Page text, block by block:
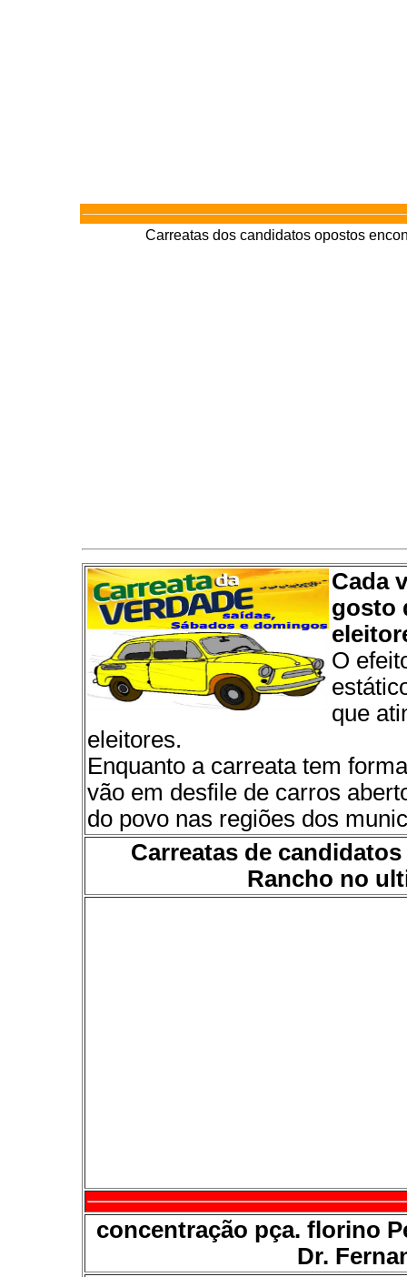
Carreatas dos candidatos opostos
Cada
gosto
O
que
eleitores.
Enquanto a carreata tem
vão em desfile de carros
do povo nas regiões dos
Carreatas de
Rancho no
concentração pça. florino
Dr.